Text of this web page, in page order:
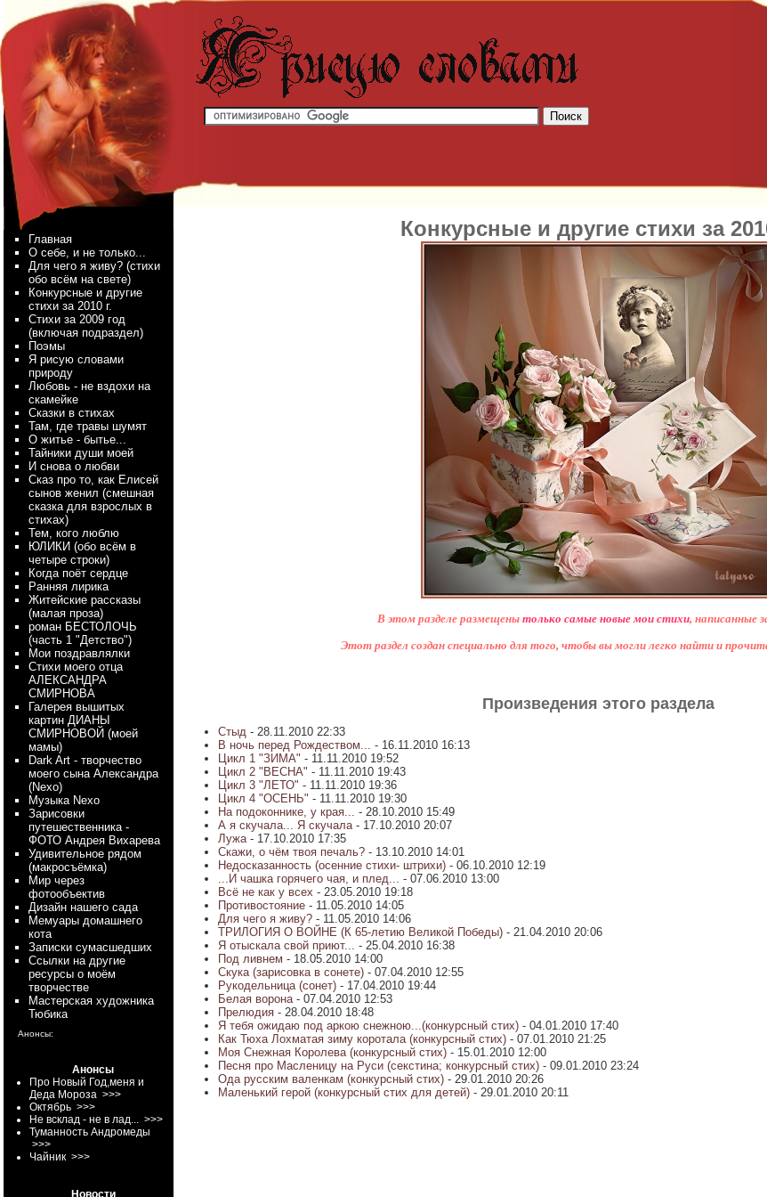
Главная
О себе, и не только...
Для чего я живу? (стихи
обо всём на свете)
Конкурсные и другие
стихи за 2010 г.
Стихи за 2009 год
(включая подраздел)
Поэмы
Я рисую словами
природу
Любовь - не вздохи на
скамейке
Сказки в стихах
Там, где травы шумят
О житье - бытье...
Тайники души моей
И снова о любви
Сказ про то, как Елисей
сынов женил (смешная
сказка для взрослых в
стихах)
Тем, кого люблю
ЮЛИКИ (обо всём в
четыре строки)
Когда поёт сердце
Ранняя лирика
Житейские рассказы
(малая проза)
роман БЕСТОЛОЧЬ
(часть 1 "Детство")
Мои поздравлялки
Стихи моего отца
АЛЕКСАНДРА
СМИРНОВА
Галерея вышитых
картин ДИАНЫ
СМИРНОВОЙ (моей
мамы)
Dark Art - творчество
моего сына Александра
(Nexo)
Myзыка Nexo
Зарисовки
путешественника -
ФОТО Андрея Вихарева
Удивительное рядом
(макросъёмка)
Мир через
фотообъектив
Дизайн нашего сада
Мемуары домашнего
кота
Записки сумасшедших
Ссылки на другие
ресурсы о моём
творчестве
Мастерская художника
Тюбика
Анонсы:
Анонсы
Про Новый Год,меня и
Деда Мороза >>>
Октябрь >>>
Не всклад - не в лад... >>>
Туманность Андромеды
>>>
Чайник >>>
Новости
Конкурсные и другие стихи за
В этом разделе размещены только самые новые мои стихи, написанные
Этот раздел создан специально для того, чтобы вы могли легко найти и
Произведения этого раздела
Стыд - 28.11.2010 22:33
В ночь перед Рождеством...
- 16.11.2010 16:13
Цикл 1 "ЗИМА" - 11.11.2010 19:52
Цикл 2 "ВЕСНА" - 11.11.2010 19:43
Цикл 3 "ЛЕТО" - 11.11.2010 19:36
Цикл 4 "ОСЕНЬ" - 11.11.2010 19:30
На подоконнике, у края...
- 28.10.2010 15:49
А я скучала... Я скучала - 17.10.2010 20:07
Лужа - 17.10.2010 17:35
Cкажи, о чём твоя печаль? - 13.10.2010 14:01
Недосказанность (осенние стихи- штрихи) - 06.10.2010 12:19
...И чашка горячего чая, и плед...
- 07.06.2010 13:00
Всё не как у всех - 23.05.2010 19:18
Противостояние - 11.05.2010 14:05
Для чего я живу? - 11.05.2010 14:06
ТРИЛОГИЯ О ВОЙНЕ (К 65-летию Великой Победы) - 21.04.2010 20:06
Я отыскала свой приют...
- 25.04.2010 16:38
Под ливнем - 18.05.2010 14:00
Скука (зарисовка в сонете) - 07.04.2010 12:55
Рукодельница (сонет) - 17.04.2010 19:44
Белая ворона - 07.04.2010 12:53
Прелюдия - 28.04.2010 18:48
Я тебя ожидаю под аркою снежною...(конкурсный стих) - 04.01.2010 17:40
Как Тюха Лохматая зиму коротала (конкурсный стих) - 07.01.2010 21:25
Моя Снежная Королева (конкурсный стих) - 15.01.2010 12:00
Песня про Масленицу на Руси (секстина; конкурсный стих) - 09.01.2010 23:24
Ода русским валенкам (конкурсный стих) - 29.01.2010 20:26
Маленький герой (конкурсный стих для детей) - 29.01.2010 20:11